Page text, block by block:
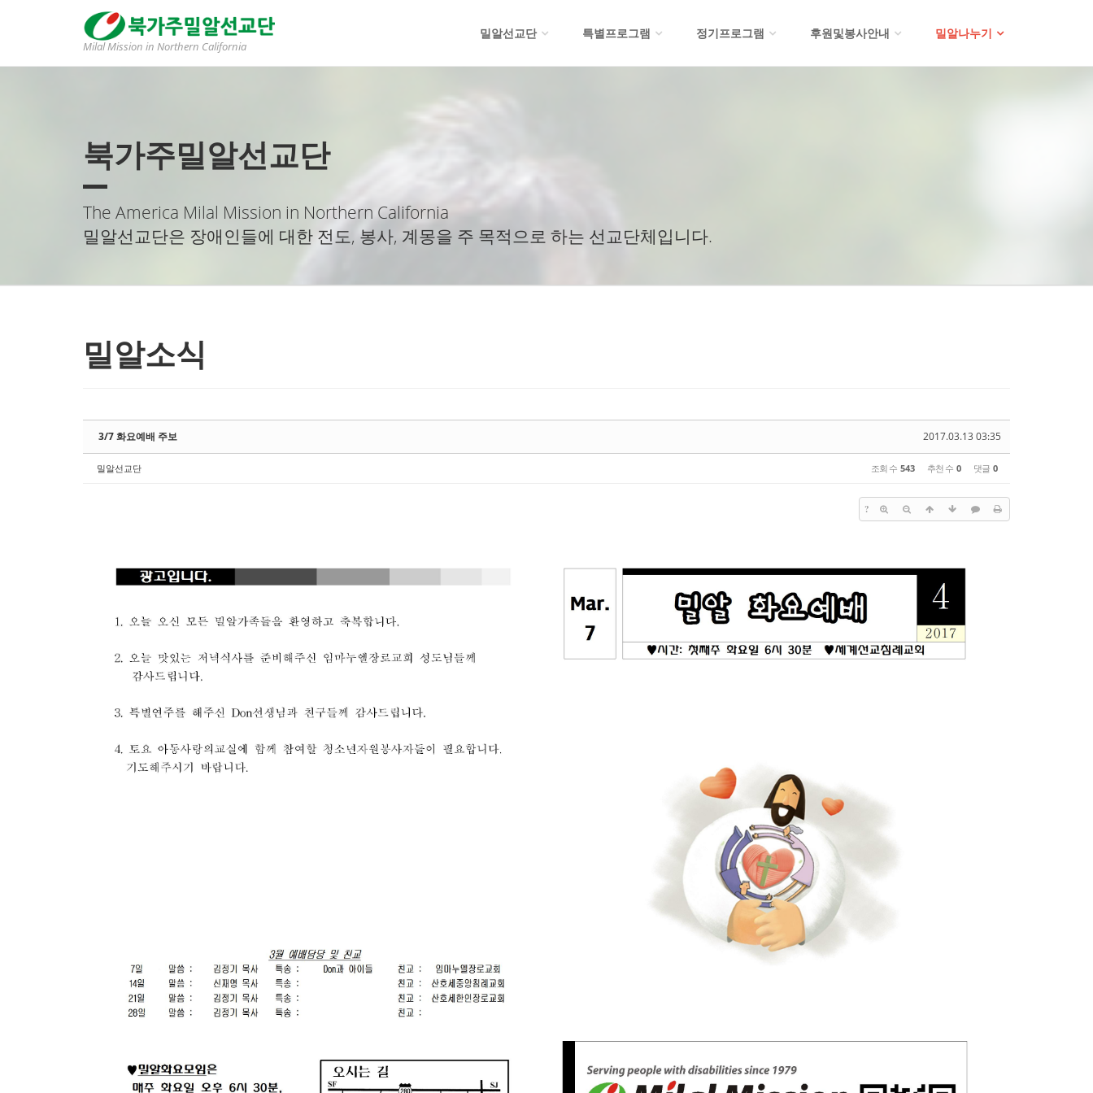
Milal Mission in Northern California
밀알선교단 특별프로그램 정기프로그램 후원및봉사안내 밀알나누기
북가주밀알선교단
The America Milal Mission in Northern California
밀알선교단은 장애인들에 대한 전도, 봉사, 계몽을 주 목적으로 하는 선교단체입니다.
밀알소식
2017.03.13 03:35
3/7 화요예배 주보
밀알선교단 조회 수 543 추천 수 0 댓글 0
?